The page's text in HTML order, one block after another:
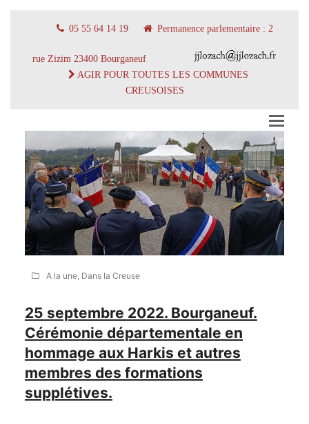
05 55 64 14 19 Permanence parlementaire : 2
rue Zizim 23400 Bourganeuf
AGIR POUR TOUTES LES COMMUNES
CREUSOISES
A la une, Dans la Creuse
25 septembre 2022. Bourganeuf.
Cérémonie départementale en
hommage aux Harkis et autres
membres des formations
supplétives.